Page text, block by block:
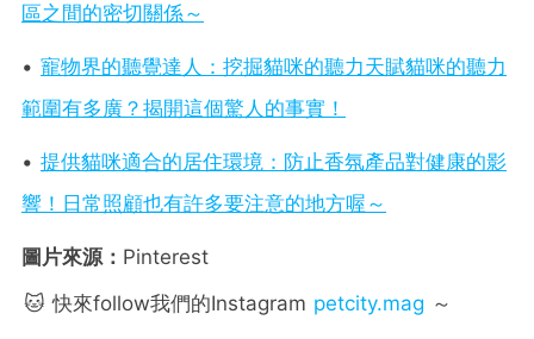
區之間的密切關係～
• 寵物界的聽覺達人：挖掘貓咪的聽力天賦貓咪的聽力
範圍有多廣？揭開這個驚人的事實！
• 提供貓咪適合的居住環境：防止香氛產品對健康的影
響！日常照顧也有許多要注意的地方喔～
圖片來源： Pinterest
🐱 快來follow我們的Instagram petcity.mag ～